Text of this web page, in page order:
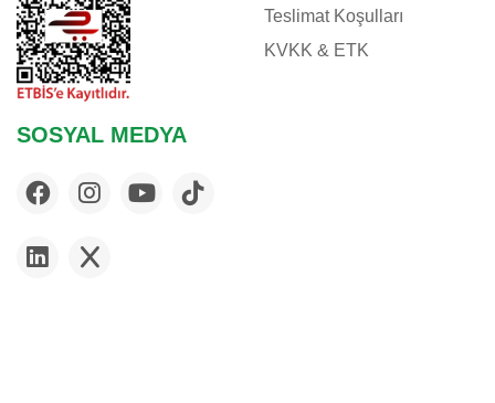
Teslimat Koşulları
KVKK & ETK
SOSYAL MEDYA